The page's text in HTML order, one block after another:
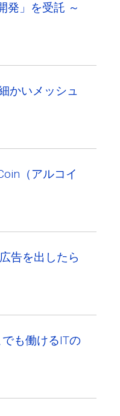
発」を受託 ～
かいメッシュ
（アルコイ
告を出したら
も働けるITの